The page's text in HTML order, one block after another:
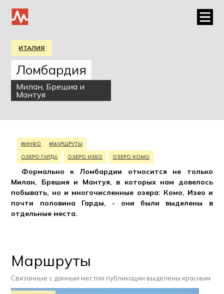
ИТАЛИЯ
Ломбардия
Милан, Брешиа и
Мантуя
#ИНФО
#МАРШРУТЫ
ОЗЕРО ГАРДА
ОЗЕРО ИЗЕО ОЗЕРО КОМО
Формально к Ломбардии относится не только
Милан, Брешия и Мантуя, в которых нам довелось
побывать, но и многочисленные озера: Комо, Изео и
почти половина Гарды, - они были выделены в
отдельные места.
Маршруты
Связанные с данным местом публикации выделены красным